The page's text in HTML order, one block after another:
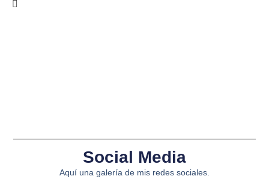
Social Media
Aquí una galería de mis redes sociales.